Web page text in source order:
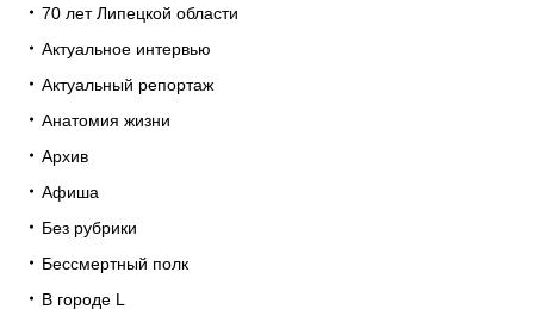
70 лет Липецкой области
Актуальное интервью
Актуальный репортаж
Анатомия жизни
Архив
Афиша
Без рубрики
Бессмертный полк
В городе L